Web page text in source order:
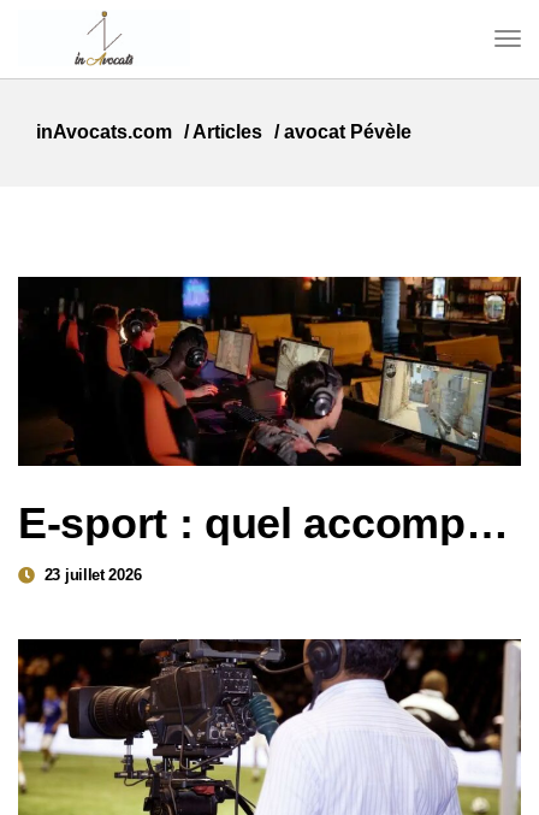
inAvocats.com /Articles /avocat Pévèle
E-sport : quel accompagnement juridique pour les joueurs et les structures professionnelles ?
23 juillet 2026